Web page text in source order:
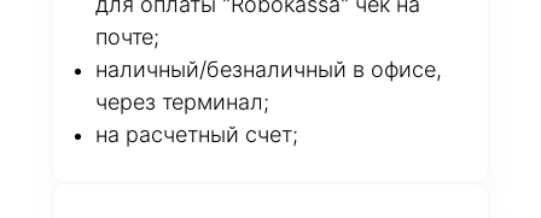
почте;
наличный/безналичный в офисе,
через терминал;
на расчетный счет;